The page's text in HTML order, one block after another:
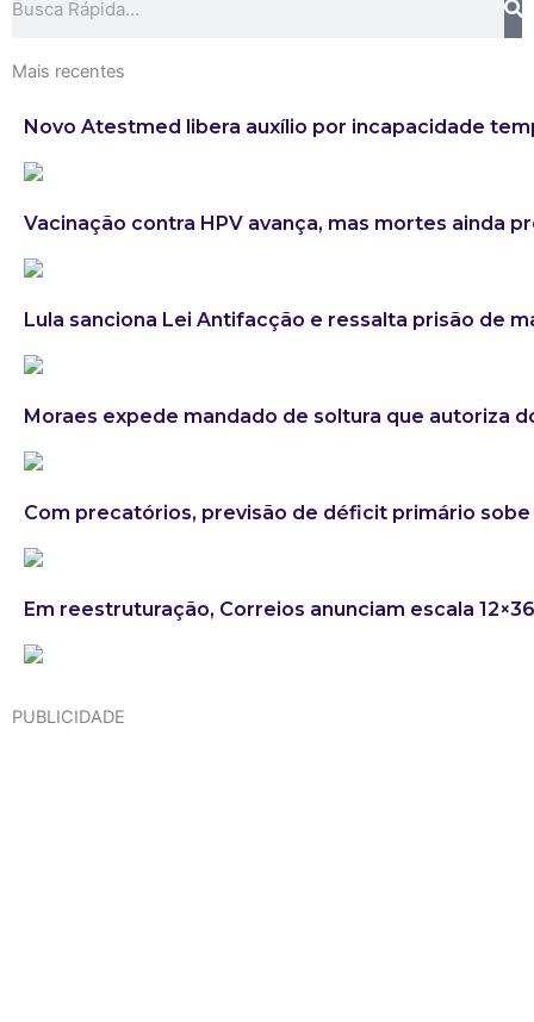
Mais recentes
Novo Atestmed libera auxílio por incapacidade
Vacinação contra HPV avança, mas mortes ainda
Lula sanciona Lei Antifacção e ressalta prisão de
Moraes expede mandado de soltura que autoriza
Com precatórios, previsão de déficit primário sobe
Em reestruturação, Correios anunciam escala
PUBLICIDADE